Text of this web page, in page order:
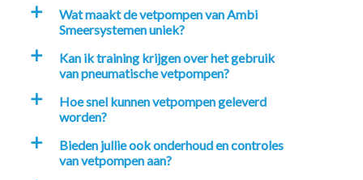
a
Wat maakt de vetpompen van Ambi
Smeersystemen uniek?
a
Kan ik training krijgen over het gebruik
van pneumatische vetpompen?
a
Hoe snel kunnen vetpompen geleverd
worden?
a
Bieden jullie ook onderhoud en controles
van vetpompen aan?